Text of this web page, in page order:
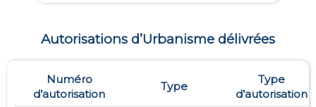
Autorisations d’Urbanisme délivrées
Numéro
d’autorisation
Type
Type
d’autorisation